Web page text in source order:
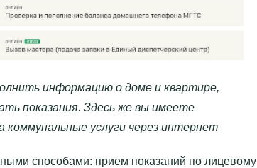
информацию о доме и квартире,
показания. Здесь же вы имеете
услуги через интернет
способами: прием показаний по лицевому